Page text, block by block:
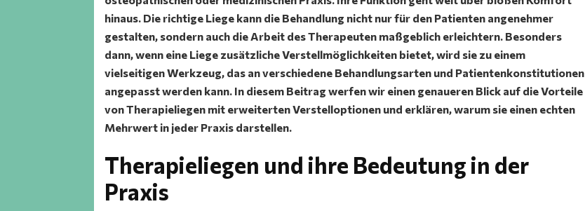
hinaus. Die richtige Liege kann die Behandlung nicht nur für den Patienten angenehmer
gestalten, sondern auch die Arbeit des Therapeuten maßgeblich erleichtern. Besonders
dann, wenn eine Liege zusätzliche Verstellmöglichkeiten bietet, wird sie zu einem
vielseitigen Werkzeug, das an verschiedene Behandlungsarten und Patientenkonstitutionen
angepasst werden kann. In diesem Beitrag werfen wir einen genaueren Blick auf die Vorteile
von Therapieliegen mit erweiterten Verstelloptionen und erklären, warum sie einen echten
Mehrwert in jeder Praxis darstellen.
Therapieliegen und ihre Bedeutung in der
Praxis